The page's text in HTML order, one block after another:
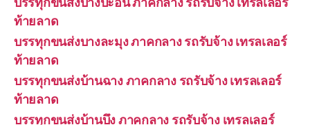
ท้ายลาด
บรรทุกขนส่งบางละมุง ภาคกลาง รถรับจ้าง เทรลเลอร์
ท้ายลาด
บรรทุกขนส่งบ้านฉาง ภาคกลาง รถรับจ้าง เทรลเลอร์
ท้ายลาด
บรรทุกขนส่งบ้านบึง ภาคกลาง รถรับจ้าง เทรลเลอร์